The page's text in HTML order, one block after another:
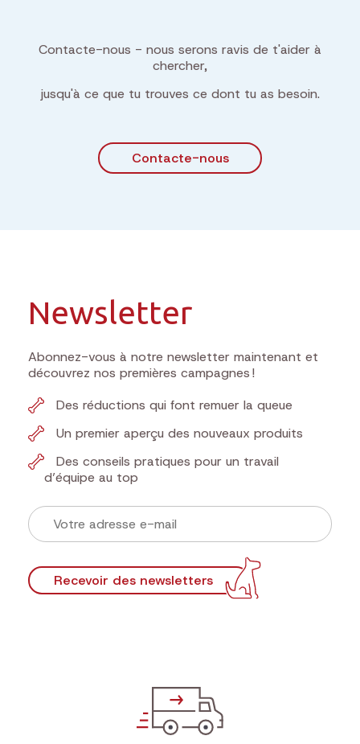
Contacte-nous - nous serons ravis de t'aider à
chercher,
jusqu'à ce que tu trouves ce dont tu as besoin.
Contacte-nous
Newsletter
Abonnez-vous à notre newsletter maintenant et
découvrez nos premières campagnes !
Des réductions qui font remuer la queue
Un premier aperçu des nouveaux produits
Des conseils pratiques pour un travail
d’équipe au top
Recevoir des newsletters